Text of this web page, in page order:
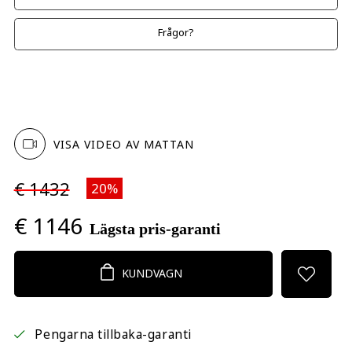
Frågor?
VISA VIDEO AV MATTAN
€ 1432 20%
€ 1146 Lägsta pris-garanti
KUNDVAGN
Pengarna tillbaka-garanti